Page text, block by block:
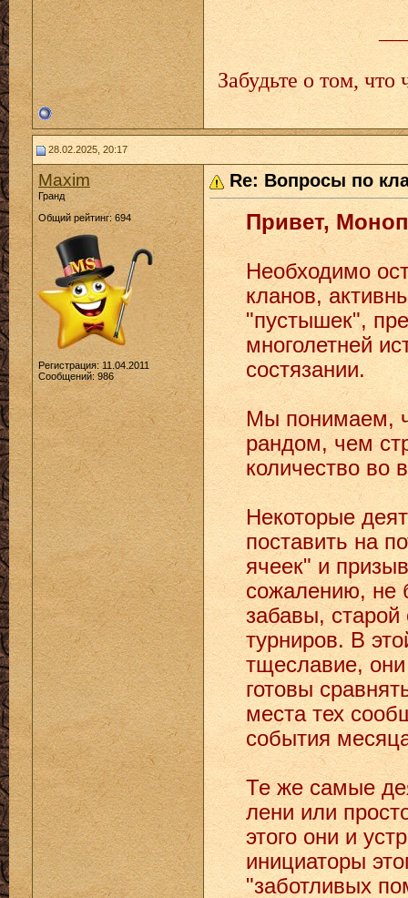
Забудьте о том, что
28.02.2025, 20:17
Maxim
Гранд
Общий рейтинг: 694
Регистрация: 11.04.2011
Сообщений: 986
Re: Вопросы по
Привет,
Необходимо
кланов,
"пустышек",
многолетней
состязании.
Мы понимаем,
рандом, чем
количество во
Некоторые
поставить на
ячеек" и
сожалению, не
забавы,
турниров. В
тщеславие, они
готовы
места тех
события
Те же самые
лени или
этого они и
инициаторы
"заботливых